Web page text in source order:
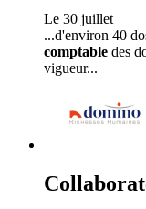
Le 30 juillet
...d'environ 40
comptable des
vigueur...